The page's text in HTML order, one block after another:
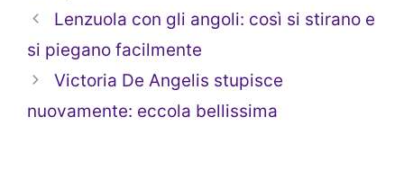
Lenzuola con gli angoli: così si stirano e
si piegano facilmente
Victoria De Angelis stupisce
nuovamente: eccola bellissima